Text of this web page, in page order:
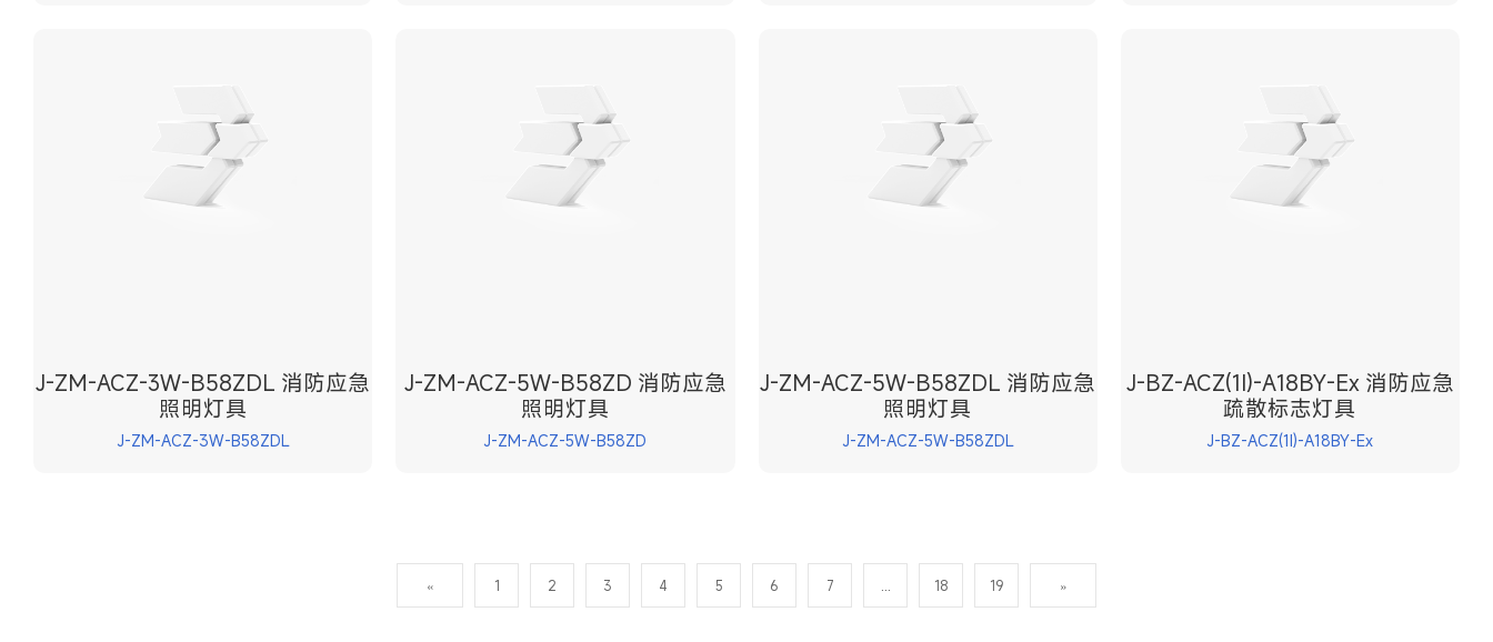
J-ZM-ACZ-3W-B58ZDL 消防应急
照明灯具
J-ZM-ACZ-3W-B58ZDL
J-ZM-ACZ-5W-B58ZD 消防应急
照明灯具
J-ZM-ACZ-5W-B58ZD
J-ZM-ACZ-5W-B58ZDL 消防应急
照明灯具
J-ZM-ACZ-5W-B58ZDL
J-BZ-ACZ(1Ⅰ)-A18BY-Ex 消防应急
疏散标志灯具
J-BZ-ACZ(1Ⅰ)-A18BY-Ex
« 1 2 3 4 5 6 7 18 19 »